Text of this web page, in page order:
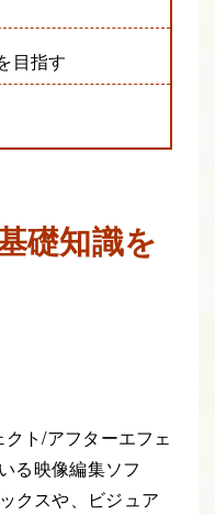
目指す
礎知識を
ト/アフターエフェ
る映像編集ソフ
クスや、ビジュア